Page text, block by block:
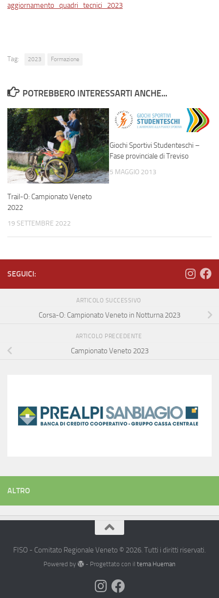
aggiornamento_quadri_tecnici_2023
Tag: 2023 Formazione
POTREBBERO INTERESSARTI ANCHE...
Trail-O: Campionato Veneto
2022
19 SETTEMBRE 2022
Giochi Sportivi Studenteschi –
Fase provinciale di Treviso
5 MAGGIO 2013
SEGUICI:
ARTICOLO SUCCESSIVO
Corsa-O: Campionato Veneto in Notturna 2023
ARTICOLO PRECEDENTE
Campionato Veneto 2023
ALTRO
FISO - Comitato Regionale Veneto © 2026. Tutti i diritti riservati.
Powered by - Progettato con il tema Hueman